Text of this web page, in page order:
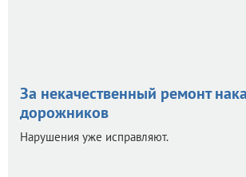
За некачественный ремонт
дорожников
Нарушения уже исправляют.